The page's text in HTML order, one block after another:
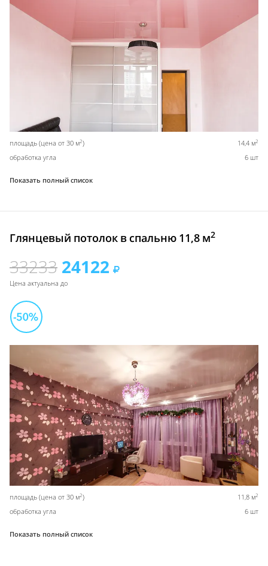
площадь (цена от 30 м2) 14,4 м2
обработка угла 6 шт
Показать полный список
Глянцевый потолок в спальню 11,8 м2
33233 24122
Цена актуальна до
площадь (цена от 30 м2) 11,8 м2
обработка угла 6 шт
Показать полный список